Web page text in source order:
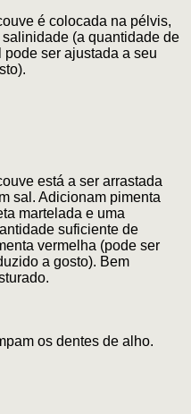
é colocada na pélvis,
salinidade (a quantidade de
pode ser ajustada a seu
está a ser arrastada
sal. Adicionam pimenta
martelada e uma
suficiente de
vermelha (pode ser
a gosto). Bem
os dentes de alho.